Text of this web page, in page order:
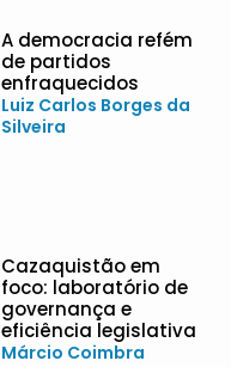
A democracia refém
de partidos
enfraquecidos
Luiz Carlos Borges da
Silveira
Cazaquistão em
foco: laboratório de
governança e
eficiência legislativa
Márcio Coimbra